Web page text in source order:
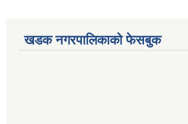
खडक नगरपालिकाको फेसबुक